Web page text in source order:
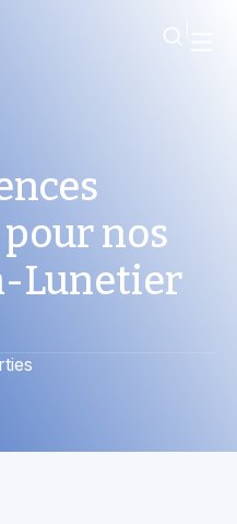
nos
Lunetier